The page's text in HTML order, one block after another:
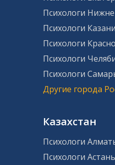
Психологи
Психологи Казани
Психологи
Психологи
Психологи
Другие города
Казахстан
Психологи
Психологи